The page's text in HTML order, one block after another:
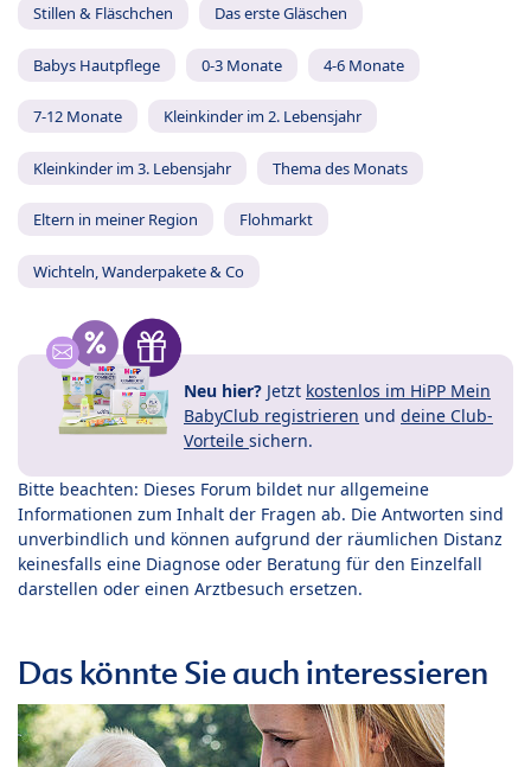
Stillen & Fläschchen Das erste Gläschen
Babys Hautpflege 0-3 Monate 4-6 Monate
7-12 Monate Kleinkinder im 2. Lebensjahr
Kleinkinder im 3. Lebensjahr Thema des Monats
Eltern in meiner Region Flohmarkt
Wichteln, Wanderpakete & Co
Neu hier? Jetzt kostenlos im HiPP Mein
BabyClub registrieren und deine Club-
Vorteile sichern.
Bitte beachten: Dieses Forum bildet nur allgemeine
Informationen zum Inhalt der Fragen ab. Die Antworten sind
unverbindlich und können aufgrund der räumlichen Distanz
keinesfalls eine Diagnose oder Beratung für den Einzelfall
darstellen oder einen Arztbesuch ersetzen.
Das könnte Sie auch interessieren